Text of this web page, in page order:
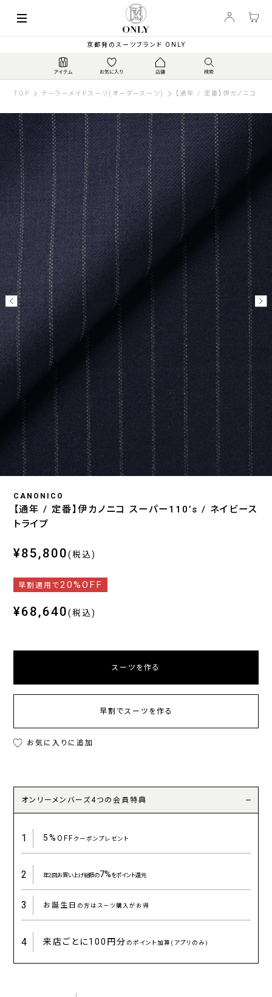
京都発のスーツブランド ONLY
TOP テーラーメイドスーツ(オーダースーツ) 【通年 / 定番】伊カノニコ
CANONICO
【通年 / 定番】伊カノニコ スーパー110’s / ネイビース
トライプ
¥85,800(税込)
早割適用で20%OFF
¥68,640(税込)
スーツを作る
早割でスーツを作る
お気に入りに追加
オンリーメンバーズ4つの会員特典
1 5%OFFクーポンプレゼント
2 年2回お買い上げ総額の7%をポイント還元
3 お誕生日 の方はスーツ購入がお得
4 来店ごとに100円分 のポイント加算(アプリのみ)